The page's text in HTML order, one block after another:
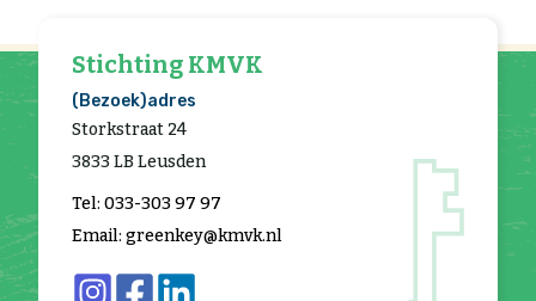
Stichting KMVK
(Bezoek)adres
Storkstraat 24
3833 LB Leusden
Tel: 033-303 97 97
Email: greenkey@kmvk.nl